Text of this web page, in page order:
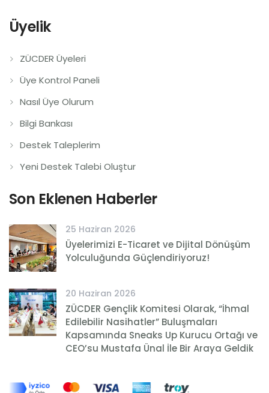
Üyelik
ZÜCDER Üyeleri
Üye Kontrol Paneli
Nasıl Üye Olurum
Bilgi Bankası
Destek Taleplerim
Yeni Destek Talebi Oluştur
Son Eklenen Haberler
25 Haziran 2026
Üyelerimizi E-Ticaret ve Dijital Dönüşüm
Yolculuğunda Güçlendiriyoruz!
20 Haziran 2026
ZÜCDER Gençlik Komitesi Olarak, “İhmal
Edilebilir Nasihatler” Buluşmaları
Kapsamında Sneaks Up Kurucu Ortağı ve
CEO’su Mustafa Ünal İle Bir Araya Geldik